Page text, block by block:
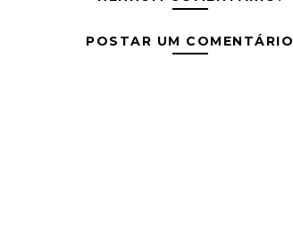
POSTAR UM COMENTÁRIO